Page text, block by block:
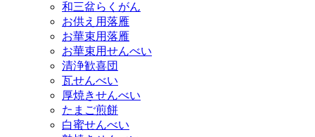
和三盆らくがん
お供え用落雁
お華束用落雁
お華束用せんべい
清浄歓喜団
瓦せんべい
厚焼きせんべい
たまご煎餅
白蜜せんべい